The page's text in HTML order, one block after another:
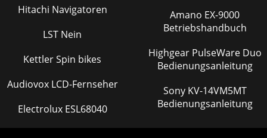
Hitachi Navigatoren
LST Nein
Kettler Spin bikes
Audiovox LCD-Fernseher
Electrolux ESL68040
Amano EX-9000
Betriebshandbuch
Highgear PulseWare Duo
Bedienungsanleitung
Sony KV-14VM5MT
Bedienungsanleitung